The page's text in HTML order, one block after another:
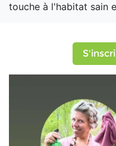
touche à l'habitat sain